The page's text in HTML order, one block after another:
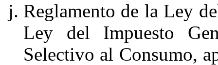
Reglamento de la Ley
Ley del Impuesto
Selectivo al Consumo,